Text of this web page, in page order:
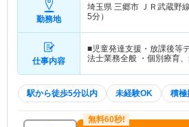
勤務地
埼玉県 三郷市 ＪＲ武蔵野
5分）
仕事内容
■児童発達支援・放課後等
法士業務全般 ・個別療育
駅から徒歩5分以内 未経験OK 積極